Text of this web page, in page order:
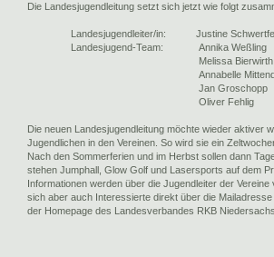
Die Landesjugendleitung setzt sich jetzt wie folgt
Landesjugendleiter/in: Justine
Landesjugend-Team: Annika Weßling
Melissa Bierwirth
Annabelle
Jan Groschopp
Oliver Fehlig
Die neuen Landesjugendleitung möchte wieder aktiver
Jugendlichen in den Vereinen. So wird sie ein
Nach den Sommerferien und im Herbst sollen dann
stehen Jumphall, Glow Golf und Lasersports auf dem
Informationen werden über die Jugendleiter der
sich aber auch Interessierte direkt über die
der Homepage des Landesverbandes RKB